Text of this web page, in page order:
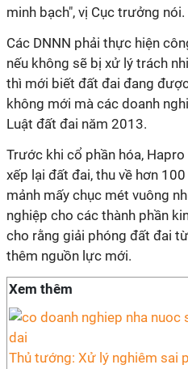
minh bạch", vị Cục trưởng nói.
Các DNNN phải thực hiện
nếu không sẽ bị xử lý trách
thì mới biết đất đai đang
không mới mà các doanh
Luật đất đai năm 2013.
Trước khi cổ phần hóa,
xếp lại đất đai, thu về hơn
mảnh mấy chục mét vuông
nghiệp cho các thành phần
cho rằng giải phóng đất đai
thêm nguồn lực mới.
Xem thêm
Thủ tướng: Xử lý nghiêm sai